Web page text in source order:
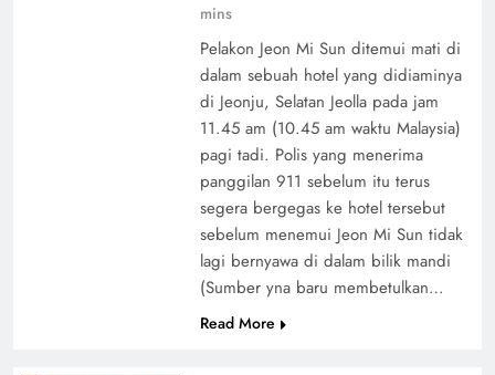
mins
Pelakon Jeon Mi Sun ditemui mati di
dalam sebuah hotel yang didiaminya
di Jeonju, Selatan Jeolla pada jam
11.45 am (10.45 am waktu Malaysia)
pagi tadi. Polis yang menerima
panggilan 911 sebelum itu terus
segera bergegas ke hotel tersebut
sebelum menemui Jeon Mi Sun tidak
lagi bernyawa di dalam bilik mandi
(Sumber yna baru membetulkan…
Read More